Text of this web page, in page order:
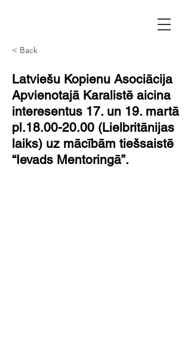
< Back
Latviešu Kopienu Asociācija
Apvienotajā Karalistē aicina
interesentus 17. un 19. martā
pl.18.00-20.00 (Lielbritānijas
laiks) uz mācībām tiešsaistē
“Ievads Mentoringā”.